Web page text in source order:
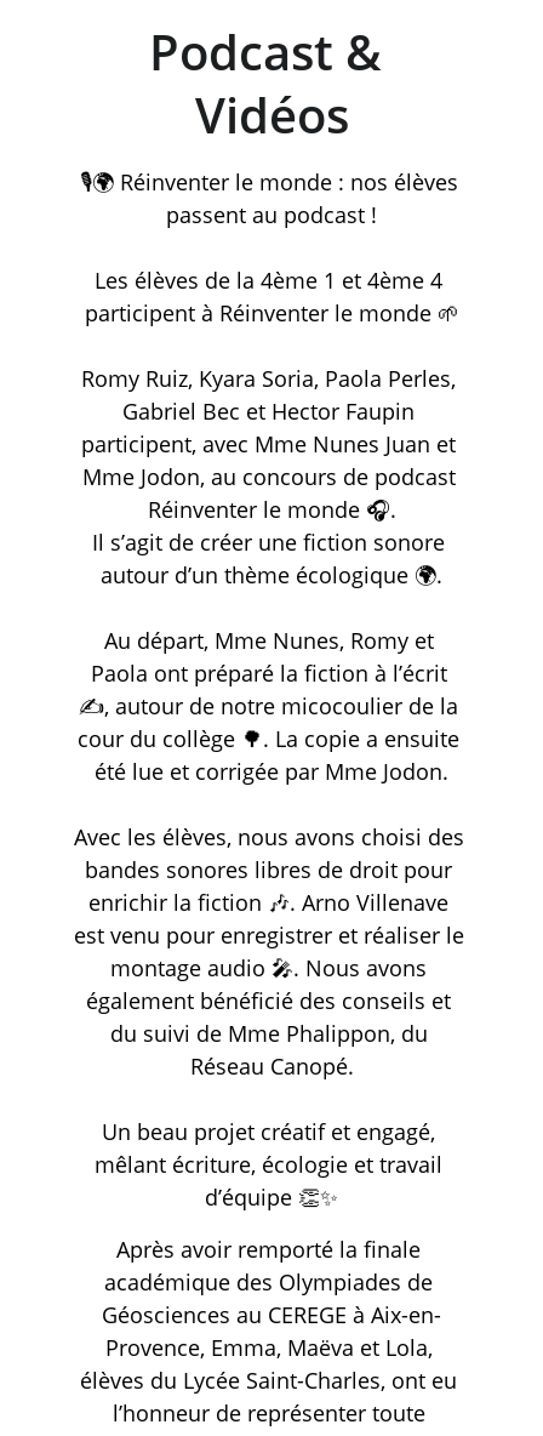
Podcast &
Vidéos
🎙️🌍 Réinventer le monde : nos élèves
passent au podcast !
Les élèves de la 4ème 1 et 4ème 4
participent à Réinventer le monde 🌱
Romy Ruiz, Kyara Soria, Paola Perles,
Gabriel Bec et Hector Faupin
participent, avec Mme Nunes Juan et
Mme Jodon, au concours de podcast
Réinventer le monde 🎧.
Il s’agit de créer une fiction sonore
autour d’un thème écologique 🌍.
Au départ, Mme Nunes, Romy et
Paola ont préparé la fiction à l’écrit
✍️, autour de notre micocoulier de la
cour du collège 🌳. La copie a ensuite
été lue et corrigée par Mme Jodon.
Avec les élèves, nous avons choisi des
bandes sonores libres de droit pour
enrichir la fiction 🎶. Arno Villenave
est venu pour enregistrer et réaliser le
montage audio 🎤. Nous avons
également bénéficié des conseils et
du suivi de Mme Phalippon, du
Réseau Canopé.
Un beau projet créatif et engagé,
mêlant écriture, écologie et travail
d’équipe 👏✨
Après avoir remporté la finale
académique des Olympiades de
Géosciences au CEREGE à Aix-en-
Provence, Emma, Maëva et Lola,
élèves du Lycée Saint-Charles, ont eu
l’honneur de représenter toute